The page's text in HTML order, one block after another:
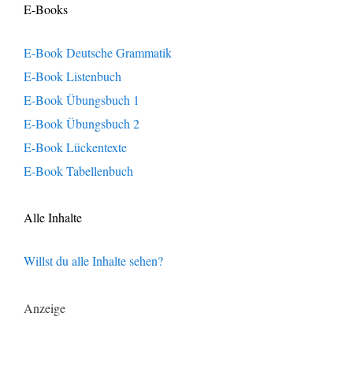
E-Books
E-Book Deutsche Grammatik
E-Book Listenbuch
E-Book Übungsbuch 1
E-Book Übungsbuch 2
E-Book Lückentexte
E-Book Tabellenbuch
Alle Inhalte
Willst du alle Inhalte sehen?
Anzeige